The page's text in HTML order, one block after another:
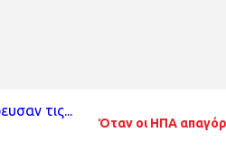
Όταν οι ΗΠΑ